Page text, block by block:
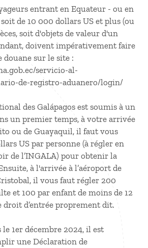
entrant en Equateur - ou en
de 10 000 dollars US et plus (ou
soit d'objets de valeur d'un
doivent impérativement faire
douane sur le site :
servicio-al-
de-registro-aduanero/login/
des Galápagos est soumis à un
un premier temps, à votre arrivée
ou de Guayaquil, il faut vous
US par personne (à régler en
de l’INGALA) pour obtenir la
à l'arrivée à l’aéroport de
il vous faut régler 200
et 100 par enfant de moins de 12
droit d’entrée proprement dit.
1er décembre 2024, il est
une Déclaration de